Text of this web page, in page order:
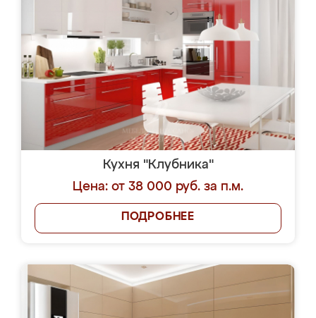
Кухня "Клубника"
Цена: от 38 000 руб. за п.м.
ПОДРОБНЕЕ